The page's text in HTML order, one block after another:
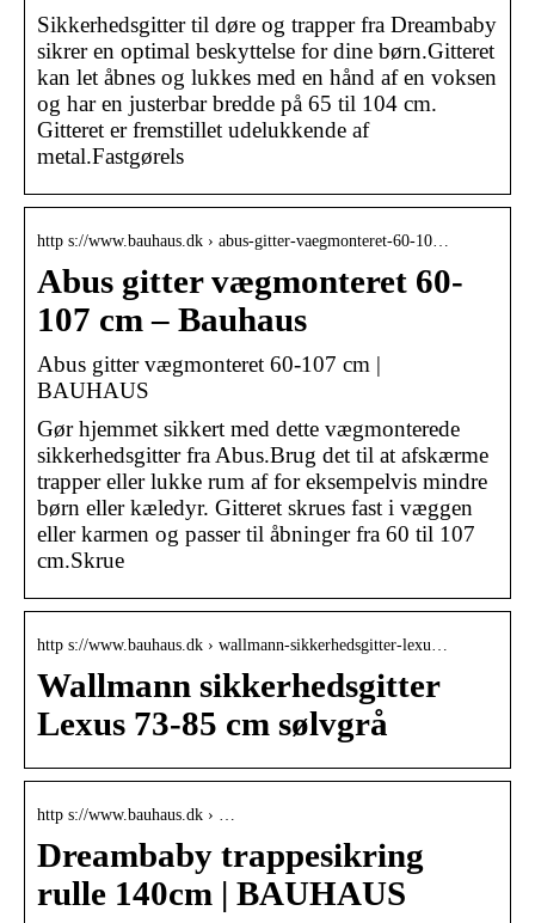
Sikkerhedsgitter til døre og trapper fra Dreambaby
sikrer en optimal beskyttelse for dine børn.Gitteret
kan let åbnes og lukkes med en hånd af en voksen
og har en justerbar bredde på 65 til 104 cm.
Gitteret er fremstillet udelukkende af
metal.Fastgørels
http s://www.bauhaus.dk › abus-gitter-vaegmonteret-60-10…
Abus gitter vægmonteret 60-
107 cm – Bauhaus
Abus gitter vægmonteret 60-107 cm |
BAUHAUS
Gør hjemmet sikkert med dette vægmonterede
sikkerhedsgitter fra Abus.Brug det til at afskærme
trapper eller lukke rum af for eksempelvis mindre
børn eller kæledyr. Gitteret skrues fast i væggen
eller karmen og passer til åbninger fra 60 til 107
cm.Skrue
http s://www.bauhaus.dk › wallmann-sikkerhedsgitter-lexu…
Wallmann sikkerhedsgitter
Lexus 73-85 cm sølvgrå
http s://www.bauhaus.dk › …
Dreambaby trappesikring
rulle 140cm | BAUHAUS